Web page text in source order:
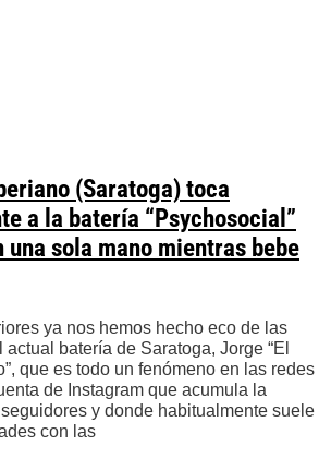
(Saratoga) toca
a la batería “Psychosocial”
una sola mano mientras bebe
ya nos hemos hecho eco de las
batería de Saratoga, Jorge “El
que es todo un fenómeno en las redes
de Instagram que acumula la
y donde habitualmente suele
con las